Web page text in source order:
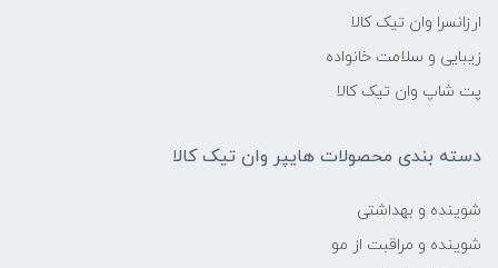
ارزانسرا وان تیک کالا
زیبایی و سلامت خانواده
پت شاپ وان تیک کالا
دسته بندی محصولات هایپر وان تیک کالا
شوینده و بهداشتی
شوینده و مراقبت از مو